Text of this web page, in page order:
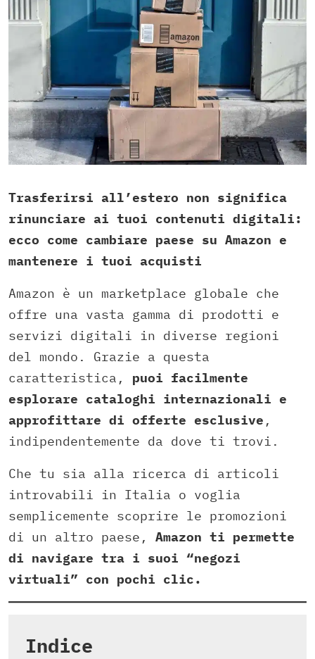
Trasferirsi all’estero non significa
rinunciare ai tuoi contenuti digitali:
ecco come cambiare paese su Amazon e
mantenere i tuoi acquisti
Amazon è un marketplace globale che
offre una vasta gamma di prodotti e
servizi digitali in diverse regioni
del mondo. Grazie a questa
caratteristica, puoi facilmente
esplorare cataloghi internazionali e
approfittare di offerte esclusive ,
indipendentemente da dove ti trovi.
Che tu sia alla ricerca di articoli
introvabili in Italia o voglia
semplicemente scoprire le promozioni
di un altro paese, Amazon ti permette
di navigare tra i suoi “negozi
virtuali” con pochi clic.
Indice